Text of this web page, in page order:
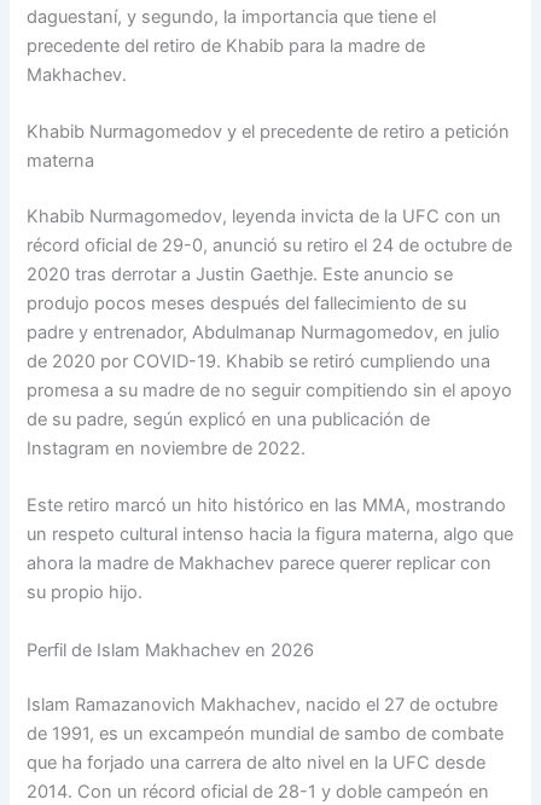
daguestaní, y segundo, la importancia que tiene el
precedente del retiro de Khabib para la madre de
Makhachev.
Khabib Nurmagomedov y el precedente de retiro a petición
materna
Khabib Nurmagomedov, leyenda invicta de la UFC con un
récord oficial de 29-0, anunció su retiro el 24 de octubre de
2020 tras derrotar a Justin Gaethje. Este anuncio se
produjo pocos meses después del fallecimiento de su
padre y entrenador, Abdulmanap Nurmagomedov, en julio
de 2020 por COVID-19. Khabib se retiró cumpliendo una
promesa a su madre de no seguir compitiendo sin el apoyo
de su padre, según explicó en una publicación de
Instagram en noviembre de 2022.
Este retiro marcó un hito histórico en las MMA, mostrando
un respeto cultural intenso hacia la figura materna, algo que
ahora la madre de Makhachev parece querer replicar con
su propio hijo.
Perfil de Islam Makhachev en 2026
Islam Ramazanovich Makhachev, nacido el 27 de octubre
de 1991, es un excampeón mundial de sambo de combate
que ha forjado una carrera de alto nivel en la UFC desde
2014. Con un récord oficial de 28-1 y doble campeón en